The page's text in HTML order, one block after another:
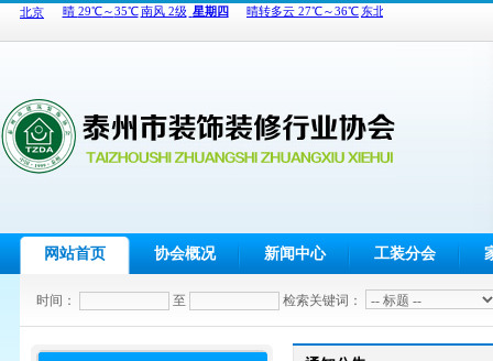
网站首页 协会概况 新闻中心 工装分会
时间： 至 检索关键词：